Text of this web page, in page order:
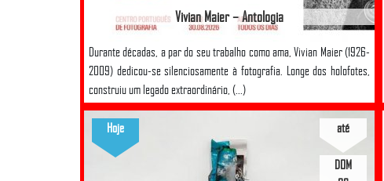
Vivian Maier – Antologia
Durante décadas, a par do seu trabalho como ama, Vivian Maier (1926-
2009) dedicou-se silenciosamente à fotografia. Longe dos holofotes,
construiu um legado extraordinário, (...)
até
DOM
Hoje